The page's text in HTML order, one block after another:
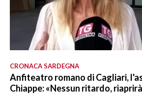
CRONACA SARDEGNA
Anfiteatro romano di Cagliari,
Chiappe: «Nessun ritardo,